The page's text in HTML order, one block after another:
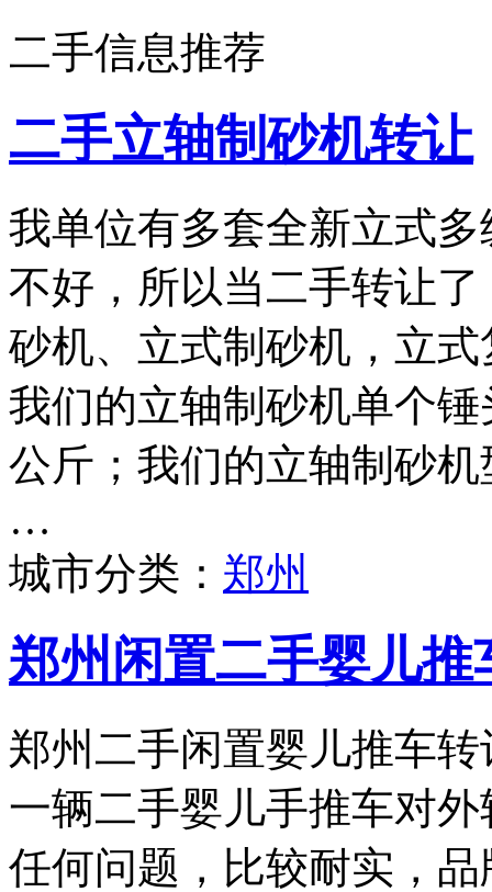
二手信息推荐
二手立轴制砂机转让
我单位有多套全新立式
不好，所以当二手转让
砂机、立式制砂机，立
我们的立轴制砂机单个
公斤；我们的立轴制砂
…
城市分类： 郑州
郑州闲置二手婴儿推
郑州二手闲置婴儿推车
一辆二手婴儿手推车对
任何问题，比较耐实，品